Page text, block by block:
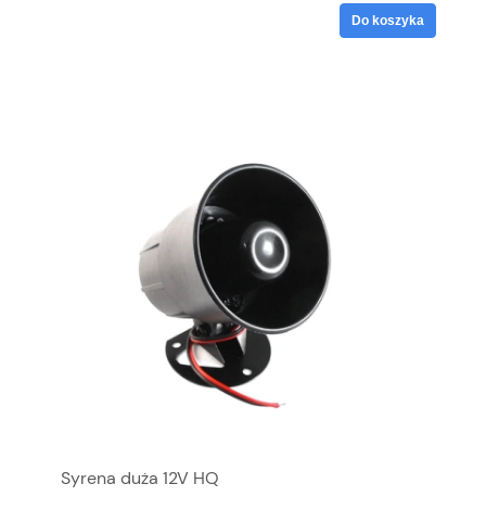
Do koszyka
Syrena duża 12V HQ